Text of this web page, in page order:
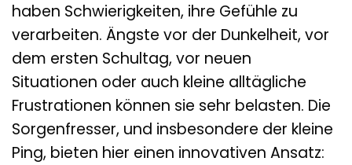
haben Schwierigkeiten, ihre Gefühle zu
verarbeiten. Ängste vor der Dunkelheit, vor
dem ersten Schultag, vor neuen
Situationen oder auch kleine alltägliche
Frustrationen können sie sehr belasten. Die
Sorgenfresser, und insbesondere der kleine
Ping, bieten hier einen innovativen Ansatz: